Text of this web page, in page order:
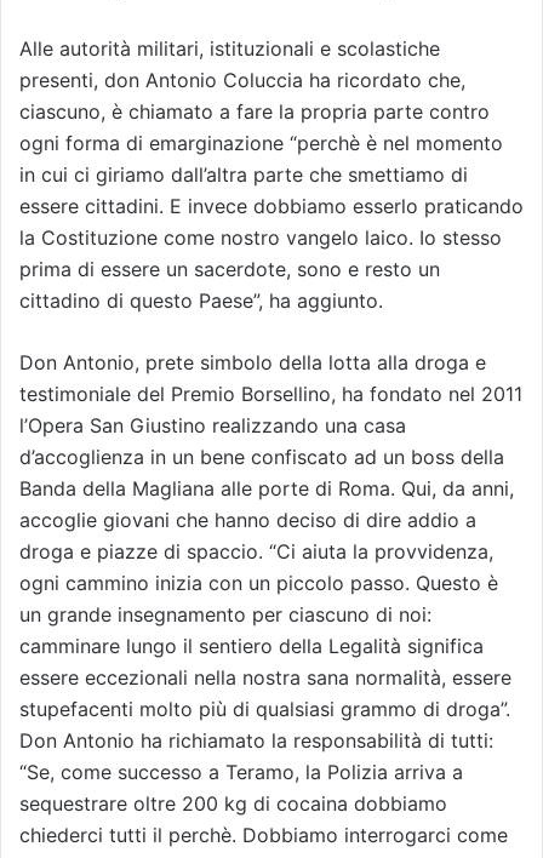
Alle autorità militari, istituzionali e scolastiche
presenti, don Antonio Coluccia ha ricordato che,
ciascuno, è chiamato a fare la propria parte contro
ogni forma di emarginazione “perchè è nel momento
in cui ci giriamo dall’altra parte che smettiamo di
essere cittadini. E invece dobbiamo esserlo praticando
la Costituzione come nostro vangelo laico. Io stesso
prima di essere un sacerdote, sono e resto un
cittadino di questo Paese”, ha aggiunto.
Don Antonio, prete simbolo della lotta alla droga e
testimoniale del Premio Borsellino, ha fondato nel 2011
l’Opera San Giustino realizzando una casa
d’accoglienza in un bene confiscato ad un boss della
Banda della Magliana alle porte di Roma. Qui, da anni,
accoglie giovani che hanno deciso di dire addio a
droga e piazze di spaccio. “Ci aiuta la provvidenza,
ogni cammino inizia con un piccolo passo. Questo è
un grande insegnamento per ciascuno di noi:
camminare lungo il sentiero della Legalità significa
essere eccezionali nella nostra sana normalità, essere
stupefacenti molto più di qualsiasi grammo di droga”.
Don Antonio ha richiamato la responsabilità di tutti:
“Se, come successo a Teramo, la Polizia arriva a
sequestrare oltre 200 kg di cocaina dobbiamo
chiederci tutti il perchè. Dobbiamo interrogarci come